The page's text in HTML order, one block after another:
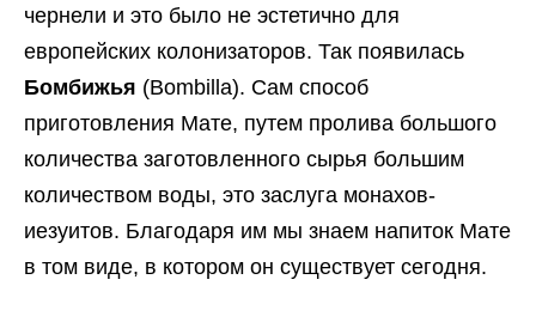
чернели и это было не эстетично для
европейских колонизаторов. Так появилась
Бомбижья (Bombilla). Сам способ
приготовления Мате, путем пролива большого
количества заготовленного сырья большим
количеством воды, это заслуга монахов-
иезуитов. Благодаря им мы знаем напиток Мате
в том виде, в котором он существует сегодня.